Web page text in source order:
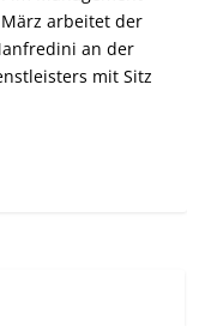
arbeitet der
an der
mit Sitz